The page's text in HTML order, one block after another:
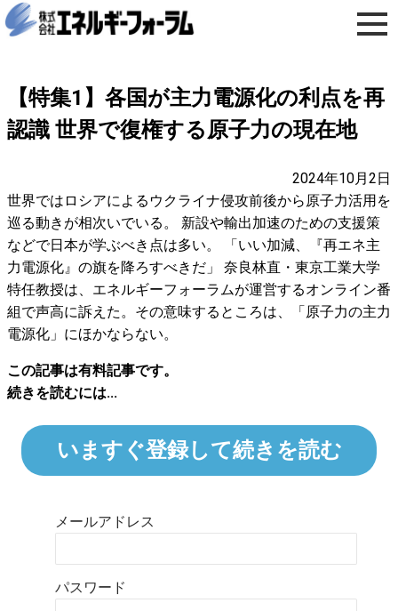
【特集1】各国が主力電源化の利点を再
認識 世界で復権する原子力の現在地
2024年10月2日
世界ではロシアによるウクライナ侵攻前後から原子力活用を
巡る動きが相次いでいる。 新設や輸出加速のための支援策
などで日本が学ぶべき点は多い。 「いい加減、『再エネ主
力電源化』の旗を降ろすべきだ」 奈良林直・東京工業大学
特任教授は、エネルギーフォーラムが運営するオンライン番
組で声高に訴えた。その意味するところは、「原子力の主力
電源化」にほかならない。
この記事は有料記事です。
続きを読むには...
いますぐ登録して続きを読む
メールアドレス
パスワード